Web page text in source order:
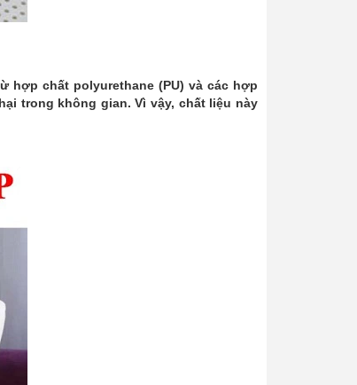
hợp chất polyurethane (PU) và các hợp
trong không gian. Vì vậy, chất liệu này